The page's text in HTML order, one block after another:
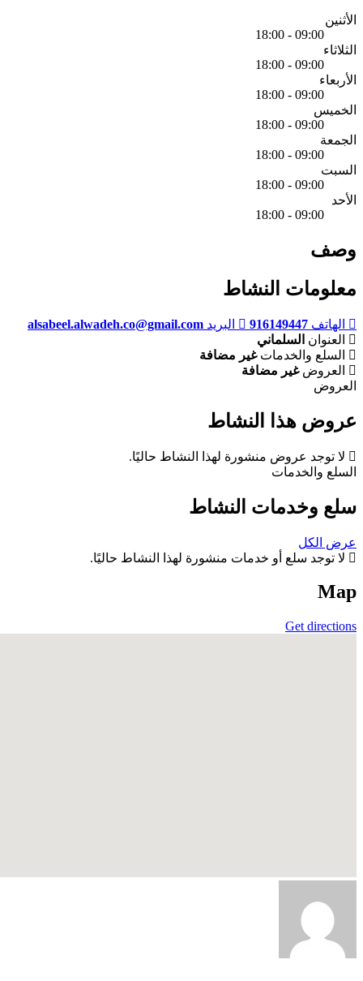
الأثنين
09:00 - 18:00
الثلاثاء
09:00 - 18:00
الأربعاء
09:00 - 18:00
الخميس
09:00 - 18:00
الجمعة
09:00 - 18:00
السبت
09:00 - 18:00
الأحد
09:00 - 18:00
وصف
معلومات النشاط
الهاتف 916149447 البريد alsabeel.alwadeh.co@gmail.com
العنوان السلماني
السلع والخدمات غير مضافة
العروض غير مضافة
العروض
عروض هذا النشاط
لا توجد عروض منشورة لهذا النشاط حاليًا.
السلع والخدمات
سلع وخدمات النشاط
عرض الكل
لا توجد سلع أو خدمات منشورة لهذا النشاط حاليًا.
Map
Get directions